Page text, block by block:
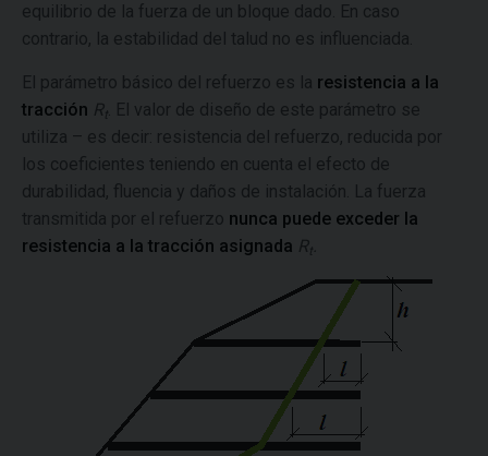
equilibrio de la fuerza de un bloque dado. En caso
contrario, la estabilidad del talud no es influenciada.
El parámetro básico del refuerzo es la resistencia a la
tracción Rt
. El valor de diseño de este parámetro se
utiliza – es decir: resistencia del refuerzo, reducida por
los coeficientes teniendo en cuenta el efecto de
durabilidad, fluencia y daños de instalación. La fuerza
transmitida por el refuerzo nunca puede exceder la
resistencia a la tracción asignada Rt